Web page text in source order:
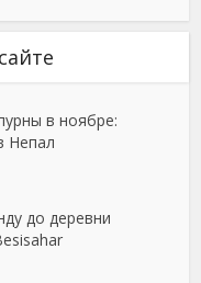
в ноябре:
Непал
до деревни